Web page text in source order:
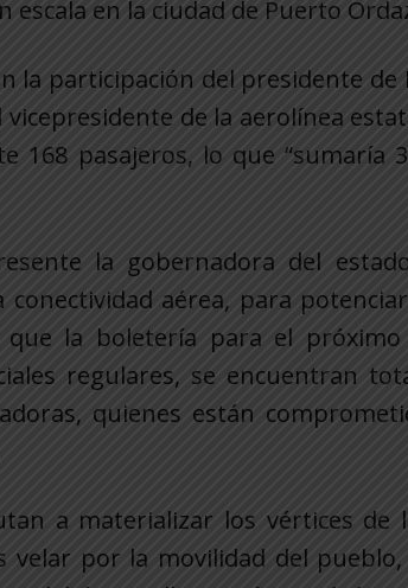
escala en la ciudad de Puerto
la participación del presidente de
vicepresidente de la aerolínea
168 pasajeros, lo que “sumaría
la gobernadora del
conectividad aérea, para
la boletería para el
regulares, se encuentran
quienes están
a materializar los vértices
velar por la movilidad del